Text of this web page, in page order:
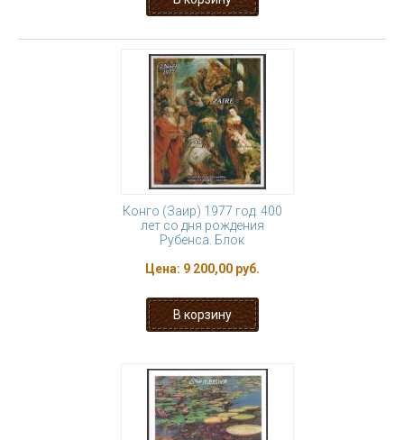
Конго (Заир) 1977 год. 400
лет со дня рождения
Рубенса. Блок
Цена: 9 200,00 руб.